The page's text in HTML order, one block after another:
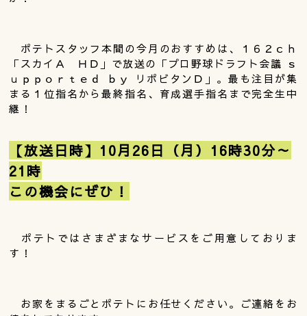
ポテトスタッフ本間の今月のおすすめは、１６２ｃｈ
「スカイＡ ＨＤ」で放送の「プロ野球ドラフト会議 ｓ
ｕｐｐｏｒｔｅｄ ｂｙ リポビタンＤ」。最も注目が集
まる１位指名から最終指名、育成選手指名まで完全生中
継！
【放送日時】10月26日（月）16時30分～
21時
この機会にぜひ！
ポテトではさまざまなサービスをご用意しておりま
す！
お家をまるごとポテトにお任せください。ご連絡をお